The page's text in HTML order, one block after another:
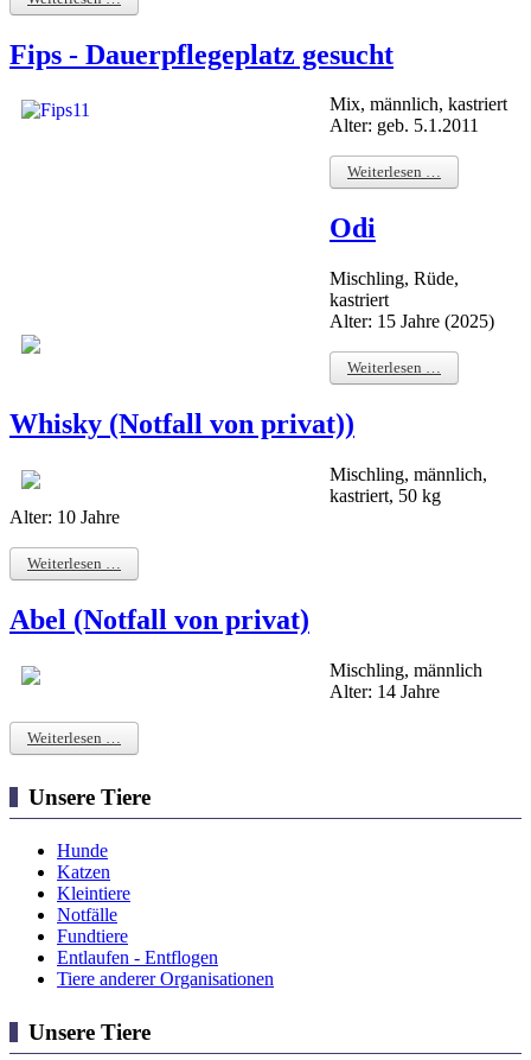
Fips - Dauerpflegeplatz gesucht
Mix, männlich, kastriert
Alter: geb. 5.1.2011
Weiterlesen …
Odi
Mischling, Rüde,
kastriert
Alter: 15 Jahre (2025)
Weiterlesen …
Whisky (Notfall von privat))
Mischling, männlich,
kastriert, 50 kg
Alter: 10 Jahre
Weiterlesen …
Abel (Notfall von privat)
Mischling, männlich
Alter: 14 Jahre
Weiterlesen …
Unsere Tiere
Hunde
Katzen
Kleintiere
Notfälle
Fundtiere
Entlaufen - Entflogen
Tiere anderer Organisationen
Unsere Tiere